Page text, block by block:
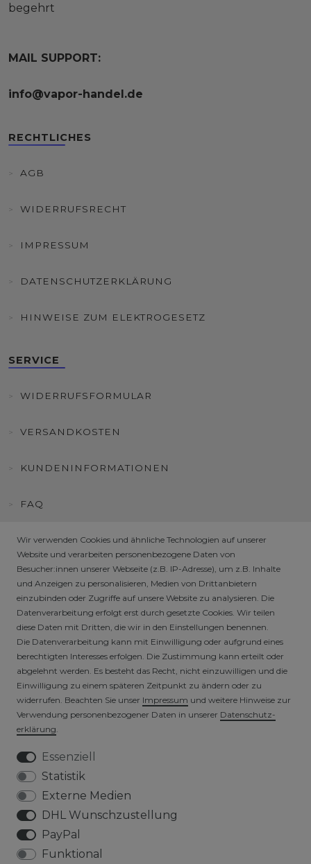
begehrt
MAIL SUPPORT:
info@vapor-handel.de
RECHTLICHES
AGB
WIDERRUFSRECHT
IMPRESSUM
DATENSCHUTZERKLÄRUNG
HINWEISE ZUM ELEKTROGESETZ
SERVICE
WIDERRUFSFORMULAR
VERSANDKOSTEN
KUNDENINFORMATIONEN
FAQ
HÄNDLER / B2B SHOP
SICHERE ZAHLARTEN
VERSICHERTER VERSAND
Wir verwenden Cookies und ähnliche Technologien auf unserer
Website und verarbeiten personenbezogene Daten von
Besucher:innen unserer Webseite (z.B. IP-Adresse), um z.B. Inhalte
und Anzeigen zu personalisieren, Medien von Drittanbietern
einzubinden oder Zugriffe auf unsere Website zu analysieren. Die
Datenverarbeitung erfolgt erst durch gesetzte Cookies. Wir teilen
diese Daten mit Dritten, die wir in den Einstellungen benennen.
Die Datenverarbeitung kann mit Einwilligung oder aufgrund eines
berechtigten Interesses erfolgen. Die Zustimmung kann erteilt oder
abgelehnt werden. Es besteht das Recht, nicht einzuwilligen und die
Einwilligung zu einem späteren Zeitpunkt zu ändern oder zu
widerrufen. Beachten Sie unser Impressum und weitere Hinweise zur
Verwendung personenbezogener Daten in unserer Daten­schutz­
erklärung.
Essenziell
Statistik
Externe Medien
DHL Wunschzustellung
PayPal
Funktional